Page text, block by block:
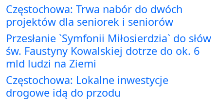
Częstochowa: Trwa nabór do dwóch
projektów dla seniorek i seniorów
Przesłanie `Symfonii Miłosierdzia` do słów
św. Faustyny Kowalskiej dotrze do ok. 6
mld ludzi na Ziemi
Częstochowa: Lokalne inwestycje
drogowe idą do przodu